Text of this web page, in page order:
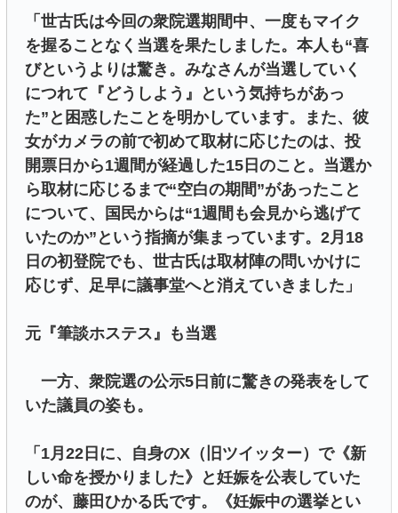
「世古氏は今回の衆院選期間中、一度もマイク
を握ることなく当選を果たしました。本人も“喜
びというよりは驚き。みなさんが当選していく
につれて『どうしよう』という気持ちがあっ
た”と困惑したことを明かしています。また、彼
女がカメラの前で初めて取材に応じたのは、投
開票日から1週間が経過した15日のこと。当選か
ら取材に応じるまで“空白の期間”があったこと
について、国民からは“1週間も会見から逃げて
いたのか”という指摘が集まっています。2月18
日の初登院でも、世古氏は取材陣の問いかけに
応じず、足早に議事堂へと消えていきました」
元『筆談ホステス』も当選
一方、衆院選の公示5日前に驚きの発表をして
いた議員の姿も。
「1月22日に、自身のX（旧ツイッター）で《新
しい命を授かりました》と妊娠を公表していた
のが、藤田ひかる氏です。《妊娠中の選挙とい